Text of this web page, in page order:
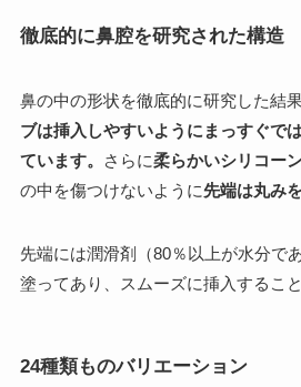
徹底的に鼻腔を研究された構造
鼻の中の形状を徹底的に研究した結果
ブは挿入しやすいようにまっすぐで
ています。
さらに柔らかいシリコー
の中を傷つけないように先端は丸み
先端には潤滑剤（80％以上が水分で
塗ってあり、スムーズに挿入するこ
24種類ものバリエーション